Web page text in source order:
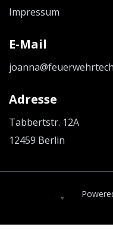
Impressum
E-Mail
Adresse
Tabbertstr. 12A
12459 Berlin